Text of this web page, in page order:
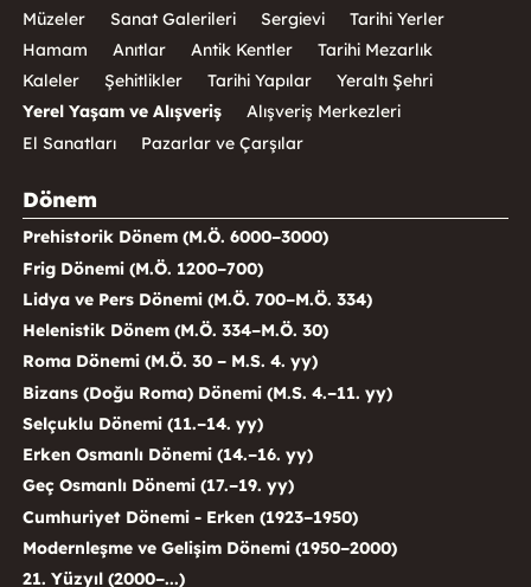
Müzeler
Sanat Galerileri Sergievi
Tarihi Yerler
Hamam
Anıtlar Antik Kentler
Tarihi Mezarlık
Kaleler
Şehitlikler Tarihi Yapılar
Yeraltı Şehri
Yerel Yaşam ve Alışveriş
Alışveriş Merkezleri
El Sanatları
Pazarlar ve Çarşılar
Dönem
Prehistorik Dönem (M.Ö. 6000–3000)
Frig Dönemi (M.Ö. 1200–700)
Lidya ve Pers Dönemi (M.Ö. 700–M.Ö. 334)
Helenistik Dönem (M.Ö. 334–M.Ö. 30)
Roma Dönemi (M.Ö. 30 – M.S. 4. yy)
Bizans (Doğu Roma) Dönemi (M.S. 4.–11. yy)
Selçuklu Dönemi (11.–14. yy)
Erken Osmanlı Dönemi (14.–16. yy)
Geç Osmanlı Dönemi (17.–19. yy)
Cumhuriyet Dönemi - Erken (1923–1950)
Modernleşme ve Gelişim Dönemi (1950–2000)
21. Yüzyıl (2000–...)